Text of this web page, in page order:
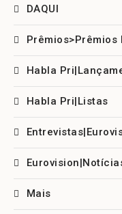
DAQUI
Prêmios>Prêmios
Habla
Habla Pri|Listas
Mais